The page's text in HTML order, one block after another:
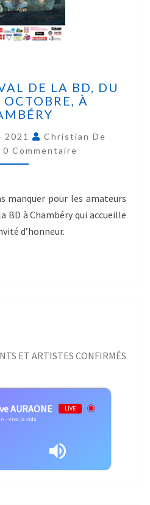
DE LA BD, DU
À
2021
Christian De
0 Commentaire
manquer pour les amateurs
BD à Chambéry qui accueille
d’honneur.
ET ARTISTES CONFIRMÉS
AURAONE LIVE
Viva la vida